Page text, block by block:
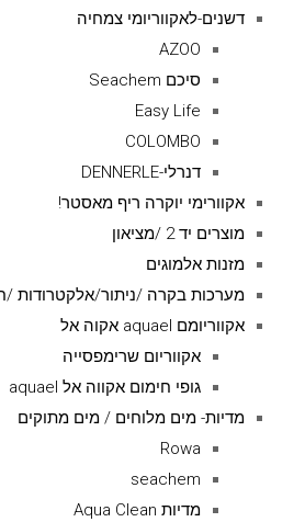
דשנים-לאקווריומי צמחיה
AZOO
סיכם Seachem
Easy Life
COLOMBO
דנרלי-DENNERLE
אקוורימי יוקרה ריף מאסטר!
מוצרים יד 2 /מציאון
מזנות אלמוגים
מערכות בקרה /ניתור/אלקטרודות /
אקווריומם aquael אקוה אל
אקווריום שרימפסייה
גופי חימום אקווה אל aquael
מדיות- מים מלוחים / מים מתוקים
Rowa
seachem
מדיות Aqua Clean